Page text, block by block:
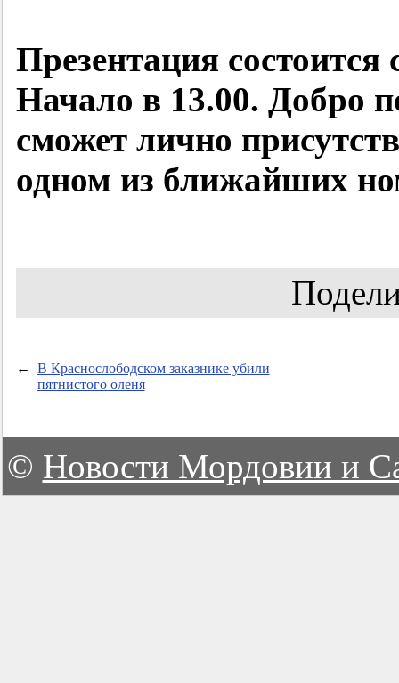
Презентация
Начало в 13.00. Добро
сможет лично
одном из ближайших
←
В Краснослободском заказнике убили
пятнистого оленя
© Новости Мордовии и